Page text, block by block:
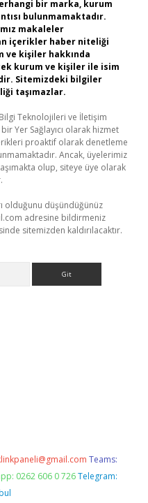
bir marka, kurum
bulunmamaktadır.
makaleler
içerikler haber niteliği
ve kişiler hakkında
kurum ve kişiler ile isim
Sitemizdeki bilgiler
taşımazlar.
Teknolojileri ve İletişim
Yer Sağlayıcı olarak hizmet
proaktif olarak denetleme
Ancak, üyelerimiz
olup, siteye üye olarak
olduğunu düşündüğünüz
adresine bildirmeniz
sitemizden kaldırılacaktır.
Teams:
0262 606 0 726 Telegram: